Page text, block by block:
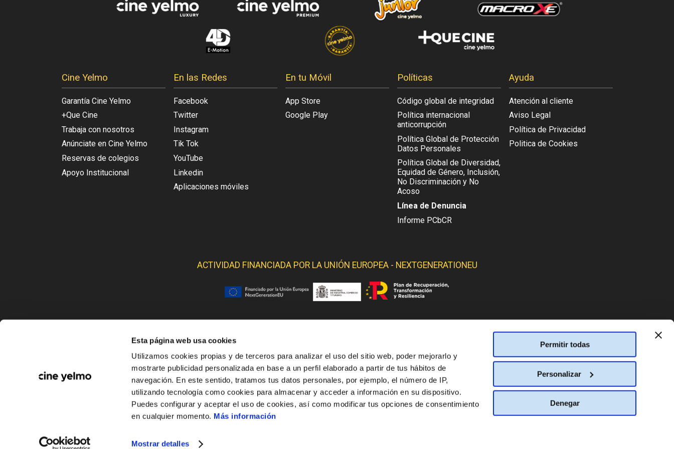
Esta página web usa cookies
Utilizamos cookies propias y de terceros para analizar el uso del sitio web, poder mejorarlo y
mostrarte publicidad personalizada en base a un perfil elaborado a partir de tus hábitos de
navegación. En este sentido, tratamos tus datos personales, por ejemplo, el número de IP,
utilizando tecnología como cookies para almacenar y acceder a información en su dispositivo.
Puedes configurar y aceptar el uso de cookies, así como modificar tus opciones de consentimiento
en cualquier momento. Más información
Mostrar detalles
Permitir todas
Personalizar
Denegar
Cine Yelmo
Garantía Cine Yelmo
+Que Cine
Trabaja con nosotros
Anúnciate en Cine Yelmo
Reservas de colegios
Apoyo Institucional
En las Redes
Facebook
Twitter
Instagram
Tik Tok
YouTube
Linkedin
Aplicaciones móviles
En tu Móvil
App Store
Google Play
Políticas
Código global de integridad
Política internacional
anticorrupción
Política Global de Protección
Datos Personales
Política Global de Diversidad,
Equidad de Género, Inclusión,
No Discriminación y No
Acoso
Línea de Denuncia
Informe PCbCR
Ayuda
Atención al cliente
Aviso Legal
Política de Privacidad
Politica de Cookies
ACTIVIDAD FINANCIADA POR LA UNIÓN EUROPEA - NEXTGENERATIONEU
CINE YELMO OBTIENE SOPORTE DE LOS SIGUIENTES ORGANISMOS: